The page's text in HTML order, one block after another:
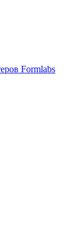
Formlabs